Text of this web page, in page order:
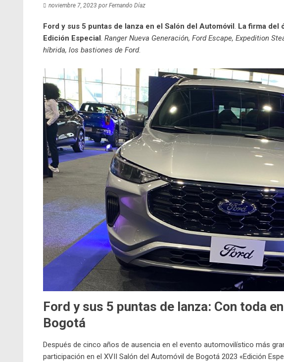
noviembre 7, 2023 porFernando Díaz
Ford y sus 5 puntas de lanza en el Salón del Automóvil. La firma del
Edición Especial. Ranger Nueva Generación, Ford Escape, Expedition
híbrida, los bastiones de Ford.
Ford y sus 5 puntas de lanza: Con toda
Bogotá
Después de cinco años de ausencia en el evento automovilístico más
participación en el XVII Salón del Automóvil de Bogotá 2023 «Edición